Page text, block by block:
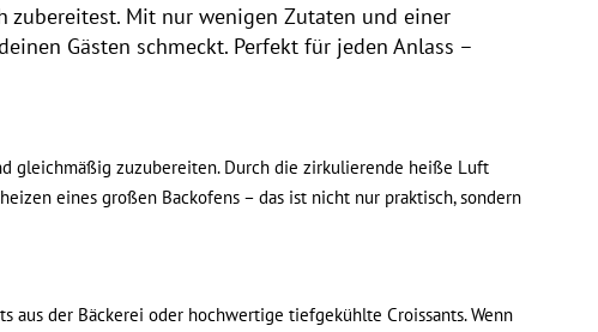
zubereitest. Mit nur wenigen Zutaten und einer
Gästen schmeckt. Perfekt für jeden Anlass –
gleichmäßig zuzubereiten. Durch die zirkulierende heiße Luft
eines großen Backofens – das ist nicht nur praktisch, sondern
aus der Bäckerei oder hochwertige tiefgekühlte Croissants. Wenn